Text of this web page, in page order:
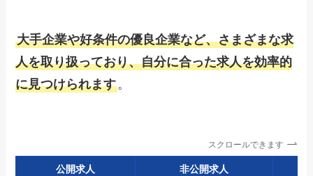
大手企業や好条件の優良企業など、さまざまな求
人を取り扱っており、自分に合った求人を効率的
に見つけられます。
スクロールできます
公開求人 非公開求人